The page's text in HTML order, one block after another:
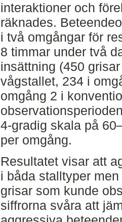
interaktioner och
räknades.
i två omgångar för
8 timmar under två
insättning (450
vågstallet, 234 i
omgång 2 i
4-gradig skala på
per omgång.
Resultatet visar att
i båda stalltyper
grisar som kunde
siffrorna svåra att